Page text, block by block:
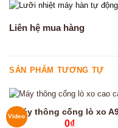
Liên hệ mua hàng
SẢN PHẨM TƯƠNG TỰ
VideoMáy thông cống lò xo
0₫